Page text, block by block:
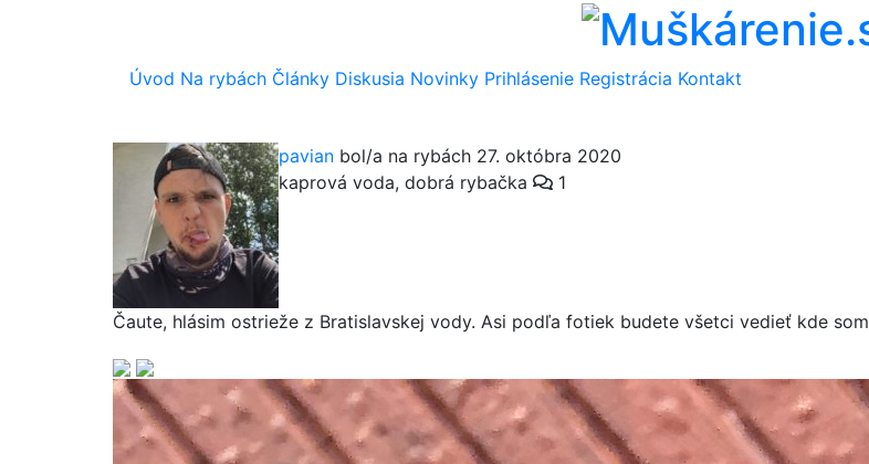
Úvod Na rybách Články Diskusia Novinky Prihlásenie Registrácia Kontakt
pavian bol/a na rybách 27. októbra 2020
kaprová voda, dobrá rybačka 1
Čaute, hlásim ostrieže z Bratislavskej vody. Asi podľa fotiek budete všetci vedieť kde som